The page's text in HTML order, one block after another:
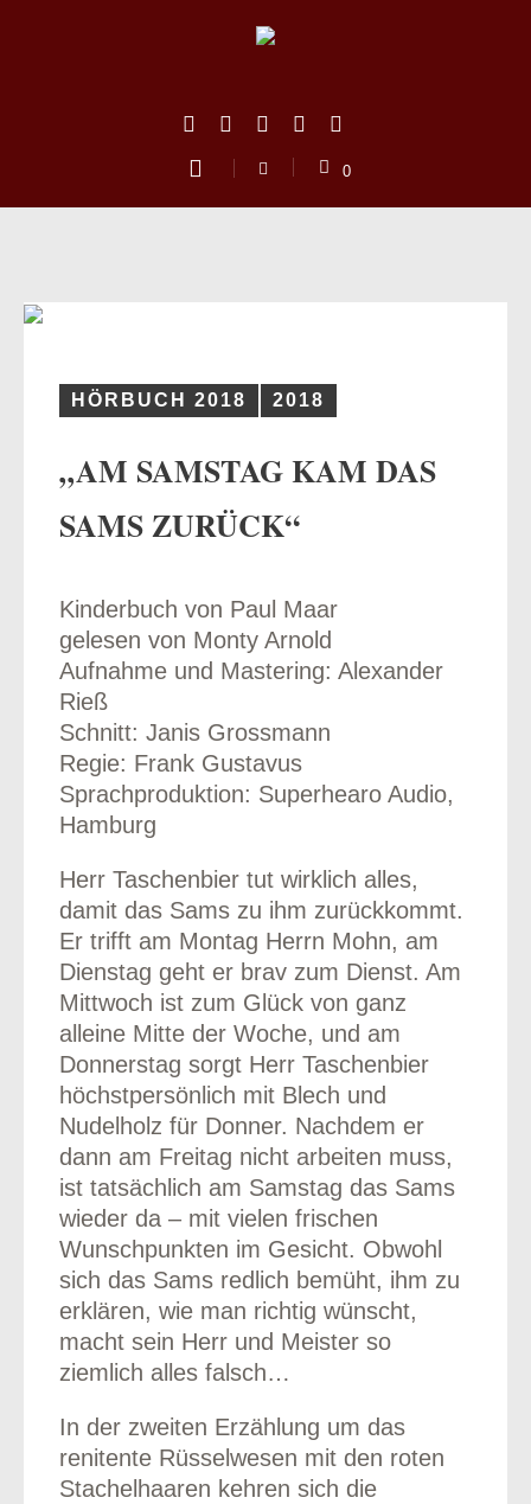
0
HÖRBUCH 2018 2018
„AM SAMSTAG KAM DAS
SAMS ZURÜCK“
Kinderbuch von Paul Maar
gelesen von Monty Arnold
Aufnahme und Mastering: Alexander
Rieß
Schnitt: Janis Grossmann
Regie: Frank Gustavus
Sprachproduktion: Superhearo Audio,
Hamburg
Herr Taschenbier tut wirklich alles,
damit das Sams zu ihm zurückkommt.
Er trifft am Montag Herrn Mohn, am
Dienstag geht er brav zum Dienst. Am
Mittwoch ist zum Glück von ganz
alleine Mitte der Woche, und am
Donnerstag sorgt Herr Taschenbier
höchstpersönlich mit Blech und
Nudelholz für Donner. Nachdem er
dann am Freitag nicht arbeiten muss,
ist tatsächlich am Samstag das Sams
wieder da – mit vielen frischen
Wunschpunkten im Gesicht. Obwohl
sich das Sams redlich bemüht, ihm zu
erklären, wie man richtig wünscht,
macht sein Herr und Meister so
ziemlich alles falsch…
In der zweiten Erzählung um das
renitente Rüsselwesen mit den roten
Stachelhaaren kehren sich die